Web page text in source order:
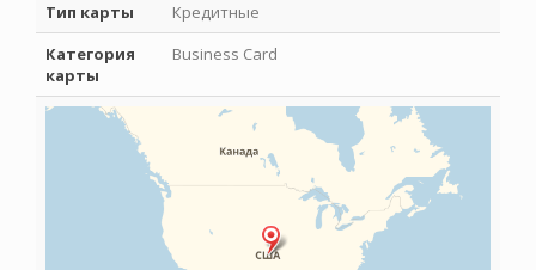
Тип карты
Кредитные
Категория
карты
Business Card